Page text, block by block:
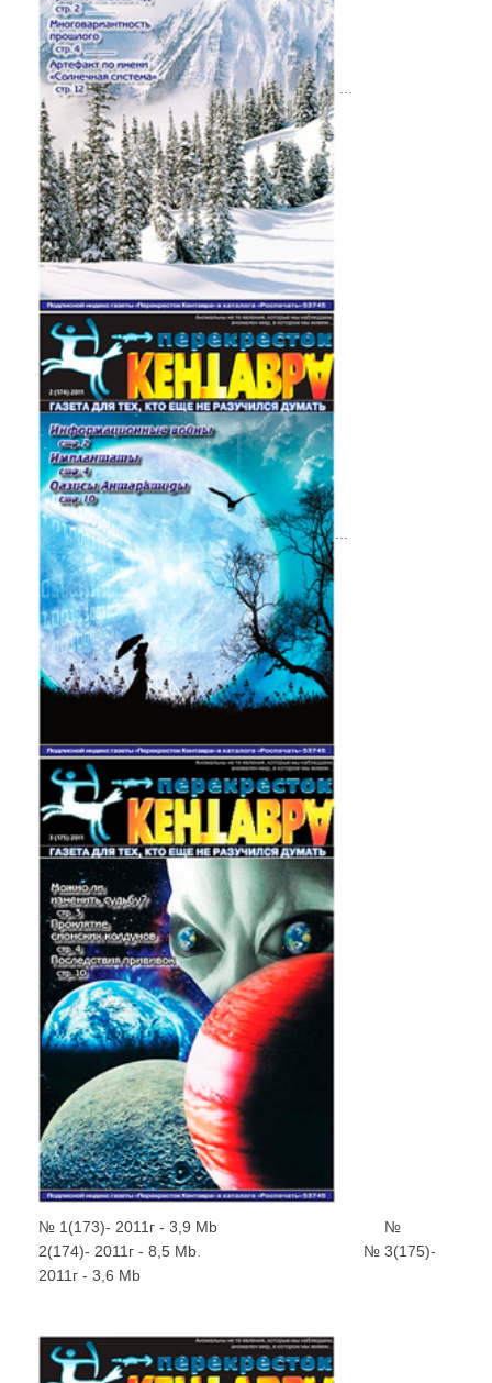
Случаи из практики
Нам пишут!
Территория Древних
Читаем "Эниологию"...
Это интересно
Новости Планеты ( ссылки )
Послушать
"Время перемен"
В. Рогожкин для СМИ
Скачать
Школа В. Рогожкина
Газета "ПК"
Видео-записи НИЦ "ЭНИО"
Записи семинаров Рогожкина
Виктор Рогожкин. Коротко о важном
Запрещённые видео НИЦ "ЭНИО"
Купить
Представители
№ 1(173)- 2011г - 3,9 Mb
№
2(174)- 2011г - 8,5 Mb
№ 3(175)-
2011г - 3,6 Mb